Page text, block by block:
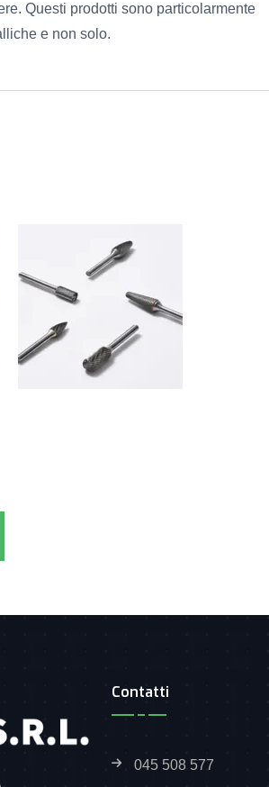
Questi prodotti sono particolarmente
e non solo.
Contatti
045 508 577